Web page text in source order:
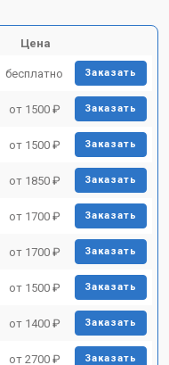
Цена
бесплатно Заказать
от 1500 ₽ Заказать
от 1500 ₽ Заказать
от 1850 ₽ Заказать
от 1700 ₽ Заказать
от 1700 ₽ Заказать
от 1500 ₽ Заказать
от 1400 ₽ Заказать
от 2700 ₽ Заказать